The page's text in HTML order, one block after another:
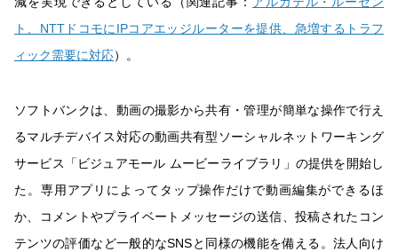
ト、NTTドコモにIPコアエッジルーターを提供、急増するトラフ
ィック需要に対応）。
ソフトバンクは、動画の撮影から共有・管理が簡単な操作で行え
るマルチデバイス対応の動画共有型ソーシャルネットワーキング
サービス「ビジュアモール ムービーライブラリ」の提供を開始し
た。専用アプリによってタップ操作だけで動画編集ができるほ
か、コメントやプライベートメッセージの送信、投稿されたコン
テンツの評価など一般的なSNSと同様の機能を備える。法人向け